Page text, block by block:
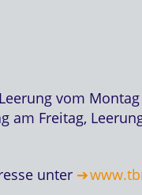
vom
am Freitag,
unter